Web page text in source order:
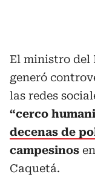
El ministro del
generó
las redes
“cerco
decenas de
campesinos
Caquetá.